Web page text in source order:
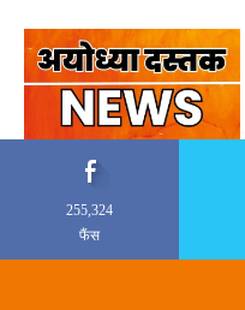
255,324
फैंस